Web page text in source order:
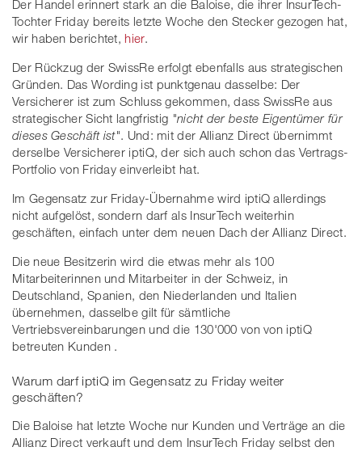
Der Handel erinnert stark an die Baloise, die ihrer InsurTech-
Tochter Friday bereits letzte Woche den Stecker gezogen hat,
wir haben berichtet,hier.
Der Rückzug der SwissRe erfolgt ebenfalls aus strategischen
Gründen. Das Wording ist punktgenau dasselbe: Der
Versicherer ist zum Schluss gekommen, dass SwissRe aus
strategischer Sicht langfristig "nicht der beste Eigentümer für
dieses Geschäft ist" . Und: mit der Allianz Direct übernimmt
derselbe Versicherer iptiQ, der sich auch schon das Vertrags-
Portfolio von Friday einverleibt hat.
Im Gegensatz zur Friday-Übernahme wird iptiQ allerdings
nicht aufgelöst, sondern darf als InsurTech weiterhin
geschäften, einfach unter dem neuen Dach der Allianz Direct.
Die neue Besitzerin wird die etwas mehr als 100
Mitarbeiterinnen und Mitarbeiter in der Schweiz, in
Deutschland, Spanien, den Niederlanden und Italien
übernehmen, dasselbe gilt für sämtliche
Vertriebsvereinbarungen und die 130'000 von von iptiQ
betreuten Kunden .
Warum darf iptiQ im Gegensatz zu Friday weiter
geschäften?
Die Baloise hat letzte Woche nur Kunden und Verträge an die
Allianz Direct verkauft und dem InsurTech Friday selbst den